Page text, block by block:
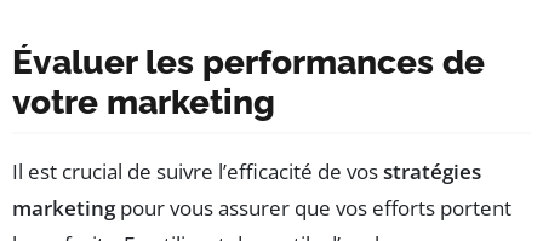
Évaluer les performances de
votre marketing
Il est crucial de suivre l’efficacité de vosstratégies
marketingpour vous assurer que vos efforts portent